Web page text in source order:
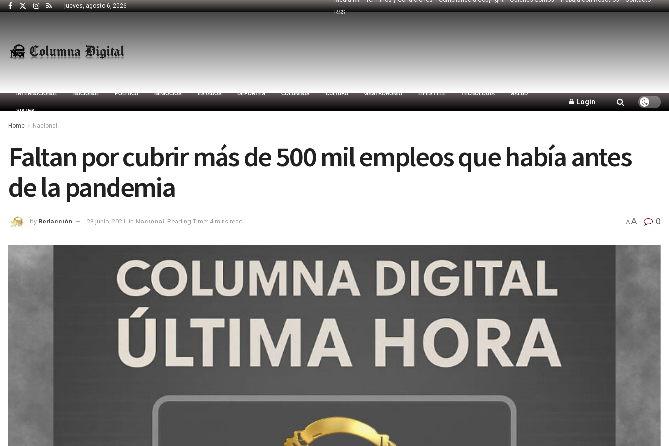
jueves, agosto 6, 2026
RSS
INTERNACIONAL NACIONAL POLÍTICA NEGOCIOS ESTADOS DEPORTES COLUMNAS CULTURA GASTRONOMÍA LIFESTYLE TECNOLOGÍA SALUD
VIAJES
Login
Home Nacional
Faltan por cubrir más de 500 mil empleos que había antes
de la pandemia
by Redacción 23 junio, 2021 in Nacional Reading Time: 4 mins read AA 0